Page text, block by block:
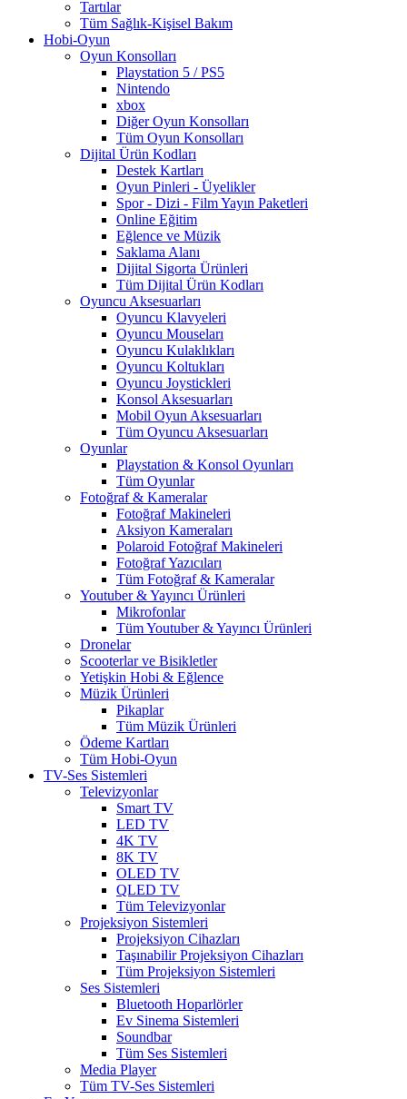
Tartılar
Tüm Sağlık-Kişisel Bakım
Hobi-Oyun
Oyun Konsolları
Playstation 5 / PS5
Nintendo
xbox
Diğer Oyun Konsolları
Tüm Oyun Konsolları
Dijital Ürün Kodları
Destek Kartları
Oyun Pinleri - Üyelikler
Spor - Dizi - Film Yayın Paketleri
Online Eğitim
Eğlence ve Müzik
Saklama Alanı
Dijital Sigorta Ürünleri
Tüm Dijital Ürün Kodları
Oyuncu Aksesuarları
Oyuncu Klavyeleri
Oyuncu Mouseları
Oyuncu Kulaklıkları
Oyuncu Koltukları
Oyuncu Joystickleri
Konsol Aksesuarları
Mobil Oyun Aksesuarları
Tüm Oyuncu Aksesuarları
Oyunlar
Playstation & Konsol Oyunları
Tüm Oyunlar
Fotoğraf & Kameralar
Fotoğraf Makineleri
Aksiyon Kameraları
Polaroid Fotoğraf Makineleri
Fotoğraf Yazıcıları
Tüm Fotoğraf & Kameralar
Youtuber & Yayıncı Ürünleri
Mikrofonlar
Tüm Youtuber & Yayıncı Ürünleri
Dronelar
Scooterlar ve Bisikletler
Yetişkin Hobi & Eğlence
Müzik Ürünleri
Pikaplar
Tüm Müzik Ürünleri
Ödeme Kartları
Tüm Hobi-Oyun
TV-Ses Sistemleri
Televizyonlar
Smart TV
LED TV
4K TV
8K TV
OLED TV
QLED TV
Tüm Televizyonlar
Projeksiyon Sistemleri
Projeksiyon Cihazları
Taşınabilir Projeksiyon Cihazları
Tüm Projeksiyon Sistemleri
Ses Sistemleri
Bluetooth Hoparlörler
Ev Sinema Sistemleri
Soundbar
Tüm Ses Sistemleri
Media Player
Tüm TV-Ses Sistemleri